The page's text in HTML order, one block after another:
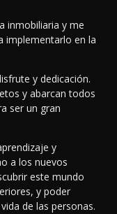
inmobiliaria y me
implementarlo en la
y dedicación.
y abarcan todos
ser un gran
y
a los nuevos
este mundo
y poder
de las personas.